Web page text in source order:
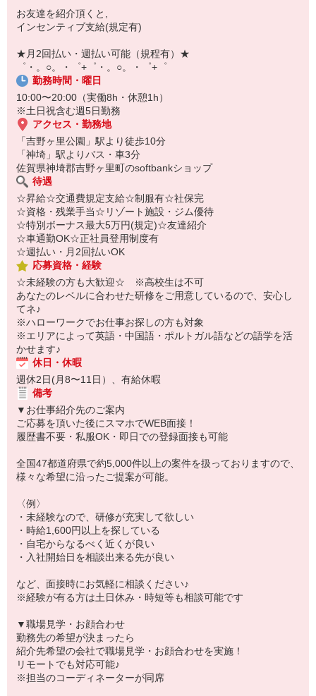
自宅に居ながらスマホでカンタン面接OK！
オンライン面談なのでスピード対応。
即日登録もOK♪
気になった方はお気軽にご相談ください！
お友達を紹介頂くと,
インセンティブ支給(規定有)
★月2回払い・週払い可能（規程有）★
゜・。○。・゜+゜・。○。・゜+゜
勤務時間・曜日
10:00〜20:00（実働8h・休憩1h）
※土日祝含む週5日勤務
アクセス・勤務地
「吉野ヶ里公園」駅より徒歩10分
「神埼」駅よりバス・車3分
佐賀県神埼郡吉野ヶ里町のsoftbankショップ
待遇
☆昇給☆交通費規定支給☆制服有☆社保完
☆資格・残業手当☆リゾート施設・ジム優待
☆特別ボーナス最大5万円(規定)☆友達紹介
☆車通勤OK☆正社員登用制度有
☆週払い・月2回払いOK
応募資格・経験
☆未経験の方も大歓迎☆ ※高校生は不可
あなたのレベルに合わせた研修をご用意しているので、安心し
てネ♪
※ハローワークでお仕事お探しの方も対象
※エリアによって英語・中国語・ポルトガル語などの語学を活
かせます♪
休日・休暇
週休2日(月8〜11日）、有給休暇
備考
▼お仕事紹介先のご案内
ご応募を頂いた後にスマホでWEB面接！
履歴書不要・私服OK・即日での登録面接も可能
全国47都道府県で約5,000件以上の案件を扱っておりますので、
様々な希望に沿ったご提案が可能。
〈例〉
・未経験なので、研修が充実して欲しい
・時給1,600円以上を探している
・自宅からなるべく近くが良い
・入社開始日を相談出来る先が良い
など、面接時にお気軽に相談ください♪
※経験が有る方は土日休み・時短等も相談可能です
▼職場見学・お顔合わせ
勤務先の希望が決まったら
紹介先希望の会社で職場見学・お顔合わせを実施！
リモートでも対応可能♪
※担当のコーディネーターが同席